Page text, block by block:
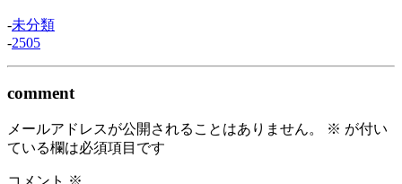
-未分類
-2505
comment
メールアドレスが公開されることはありません。 ※ が付い
ている欄は必須項目です
コメント ※